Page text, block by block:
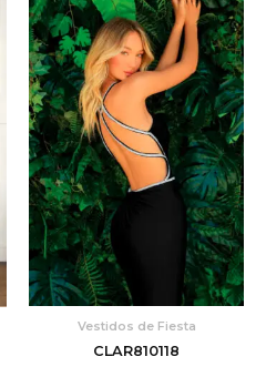
Vestidos de Fiesta
CLAR810118